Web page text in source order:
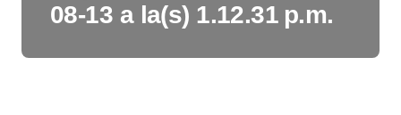
08-13 a la(s) 1.12.31 p.m.